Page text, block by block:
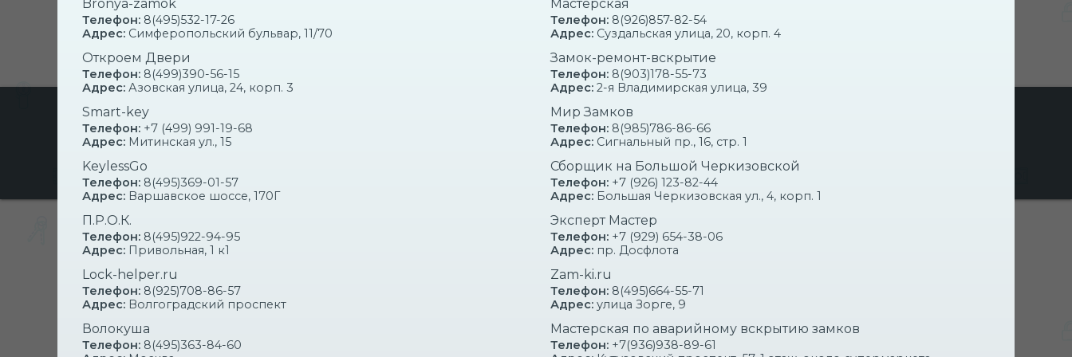
ИЩЕМ ПАРТНЕРОВ!
ПРЕДОСТАВЛЯЕМ ЗАКАЗЫ
СПРАВОЧНИК
ЦЕНЫ НА ВСКРЫТИЕ ДВЕРЕЙ И РЕМОНТ ЗАМКОВ
Низкие цены иоперативность
В ВАО выезжаем на заказ
Bronya-zamok
Телефон:8(495)532-17-26
Адрес:Симферопольский бульвар, 11/70
Мастерская
Телефон:8(926)857-82-54
Адрес:Суздальская улица, 20, корп. 4
Откроем Двери
Телефон:8(499)390-56-15
Адрес:Азовская улица, 24, корп. 3
Замок-ремонт-вскрытие
Телефон:8(903)178-55-73
Адрес:2-я Владимирская улица, 39
Smart-key
Телефон:+7 (499) 991-19-68
Адрес:Митинская ул., 15
Мир Замков
Телефон:8(985)786-86-66
Адрес:Сигнальный пр., 16, стр. 1
KeylessGo
Телефон:8(495)369-01-57
Адрес:Варшавское шоссе, 170Г
Сборщик на Большой Черкизовской
Телефон:+7 (926) 123-82-44
Адрес:Большая Черкизовская ул., 4, корп. 1
П.Р.О.К.
Телефон:8(495)922-94-95
Адрес:Привольная, 1 к1
Эксперт Мастер
Телефон:+7 (929) 654-38-06
Адрес:пр. Досфлота
Lock-helper.ru
Телефон:8(925)708-86-57
Адрес:Волгоградский проспект
Zam-ki.ru
Телефон:8(495)664-55-71
Адрес:улица Зорге, 9
Волокуша
Телефон:8(495)363-84-60
Мастерская по аварийному вскрытию замков
Телефон:+7(936)938-89-61